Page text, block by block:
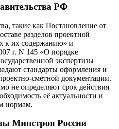
РФ
такие как Постановление от
разделов проектной
к их содержанию» и
г. N 145 «О порядке
экспертизы
стандарты оформления и
сметной документации.
не определяют срок действия
её актуальности и
нормам.
Минстроя России